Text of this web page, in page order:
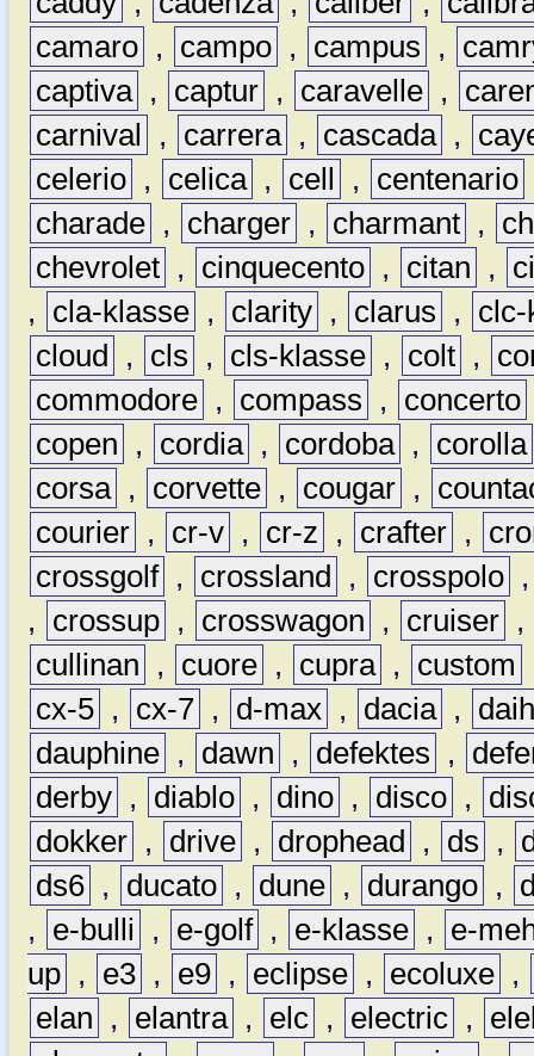
camaro , campo , campus ,
captiva , captur , caravelle ,
carnival
, carrera , cascada ,
celerio , celica , cell , centenario
charade , charger , charmant ,
chevrolet , cinquecento , citan ,
,
cla-klasse , clarity , clarus ,
clc-
cloud
, cls , cls-klasse , colt ,
commodore , compass , concerto
copen
, cordia , cordoba ,
corolla
corsa , corvette , cougar ,
courier , cr-v , cr-z , crafter ,
crossgolf , crossland , crosspolo
,
crossup , crosswagon , cruiser ,
cullinan
, cuore , cupra , custom
cx-5 , cx-7 , d-max , dacia ,
dauphine , dawn , defektes ,
derby , diablo , dino , disco ,
dokker , drive , drophead , ds ,
ds6 , ducato , dune , durango ,
,
e-bulli , e-golf , e-klasse ,
e-
up , e3 , e9 , eclipse , ecoluxe ,
elan
, elantra , elc , electric ,